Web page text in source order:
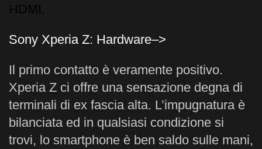
HDMI.
Sony Xperia Z: Hardware–>
Il primo contatto è veramente positivo.
Xperia Z ci offre una sensazione degna di
terminali di ex fascia alta. L’impugnatura è
bilanciata ed in qualsiasi condizione si
trovi, lo smartphone è ben saldo sulle mani,